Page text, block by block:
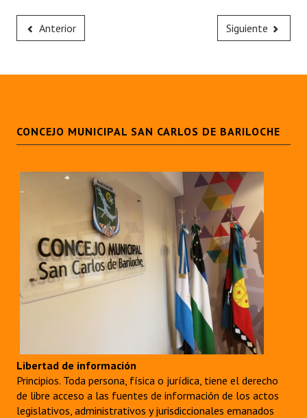
Anterior Siguiente
CONCEJO MUNICIPAL SAN CARLOS DE BARILOCHE
Libertad de información
Principios. Toda persona, física o jurídica, tiene el derecho
de libre acceso a las fuentes de información de los actos
legislativos, administrativos y jurisdiccionales emanados